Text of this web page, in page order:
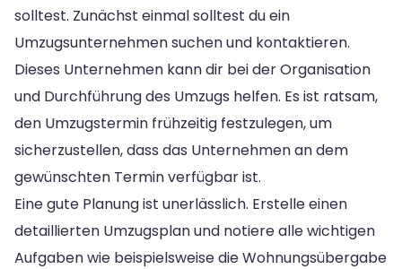
solltest. Zunächst einmal solltest du ein
Umzugsunternehmen suchen und kontaktieren.
Dieses Unternehmen kann dir bei der Organisation
und Durchführung des Umzugs helfen. Es ist ratsam,
den Umzugstermin frühzeitig festzulegen, um
sicherzustellen, dass das Unternehmen an dem
gewünschten Termin verfügbar ist.
Eine gute Planung ist unerlässlich. Erstelle einen
detaillierten Umzugsplan und notiere alle wichtigen
Aufgaben wie beispielsweise die Wohnungsübergabe